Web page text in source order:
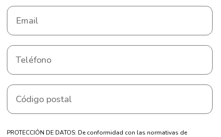
PROTECCIÓN DE DATOS: De conformidad con las normativas de